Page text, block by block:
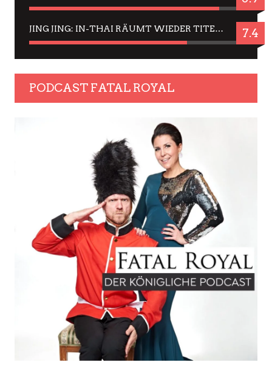
JING JING: IN-THAI RÄUMT WIEDER TITEL AB – EIN ZWEI-STUNDEN-ERLEBNISBERICHT 7.4
PODCAST FATAL ROYAL